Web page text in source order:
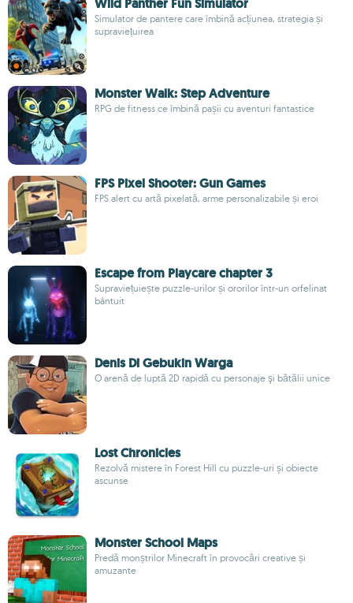
Wild Panther Fun Simulator
Simulator de pantere care îmbină acțiunea, strategia și
supraviețuirea
Monster Walk: Step Adventure
RPG de fitness ce îmbină pașii cu aventuri fantastice
FPS Pixel Shooter: Gun Games
FPS alert cu artă pixelată, arme personalizabile și eroi
Escape from Playcare chapter 3
Supraviețuiește puzzle-urilor și ororilor într-un orfelinat
bântuit
Denis Di Gebukin Warga
O arenă de luptă 2D rapidă cu personaje şi bătălii unice
Lost Chronicles
Rezolvă mistere în Forest Hill cu puzzle-uri și obiecte
ascunse
Monster School Maps
Predă monștrilor Minecraft în provocări creative și
amuzante